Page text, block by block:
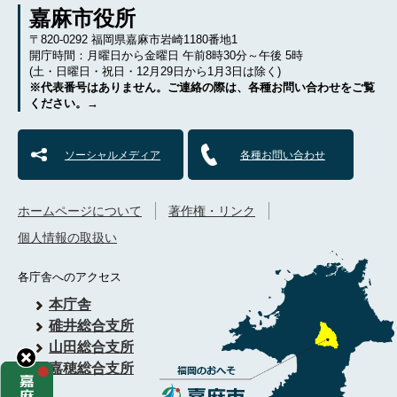
嘉麻市役所
〒820-0292 福岡県嘉麻市岩崎1180番地1
開庁時間：月曜日から金曜日 午前8時30分～午後 5時
(土・日曜日・祝日・12月29日から1月3日は除く)
※代表番号はありません。ご連絡の際は、各種お問い合わせをご覧
ください。→
ソーシャルメディア 各種お問い合わせ
各庁舎へのアクセス
本庁舎
碓井総合支所
山田総合支所
嘉穂総合支所
ホームページについて
著作権・リンク
個人情報の取扱い